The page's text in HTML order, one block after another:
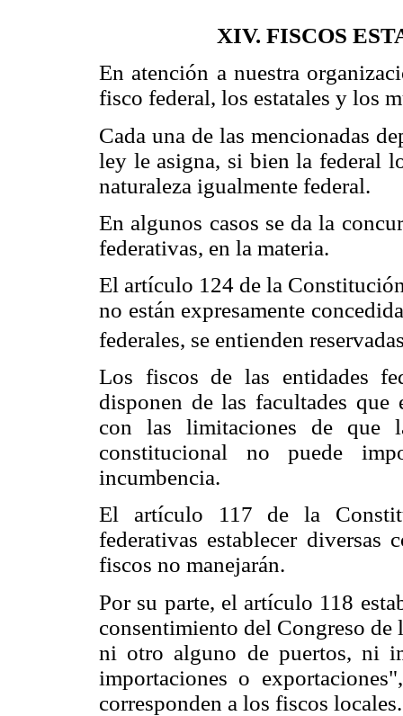
XIV. FISCOS
En atención a nuestra
fisco federal, los estatales y los
Cada una de las mencionadas
ley le asigna, si bien la federal
naturaleza igualmente federal.
En algunos casos se da la
federativas, en la materia.
El artículo 124 de la
no están expresamente
federales, se entienden
Los fiscos de las entidades
disponen de las facultades
con las limitaciones de que
constitucional no puede
incumbencia.
El artículo 117 de la
federativas establecer diversas
fiscos no manejarán.
Por su parte, el artículo 118
consentimiento del Congreso
ni otro alguno de puertos, ni
importaciones o
corresponden a los fiscos locales.